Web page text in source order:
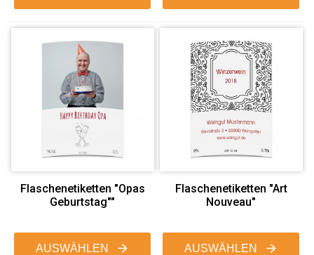
Flaschenetiketten "Opas
Geburtstag""
AUSWÄHLEN
Flaschenetiketten "Art
Nouveau"
AUSWÄHLEN